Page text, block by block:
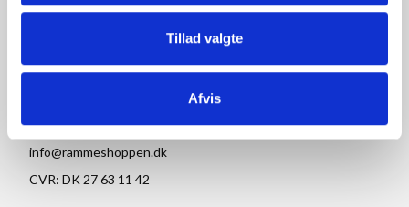
Tillad valgte
Afvis
Tlf: +45 77 34 11 00
info@rammeshoppen.dk
CVR: DK 27 63 11 42